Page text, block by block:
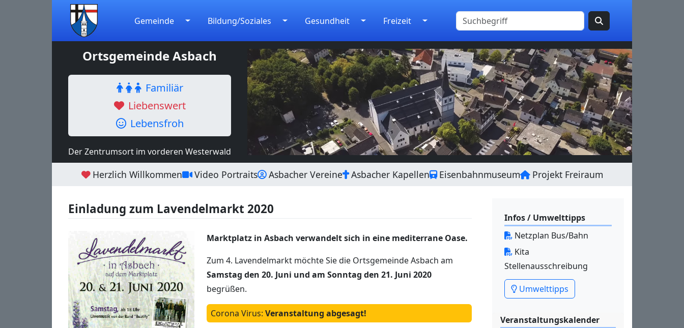
Gemeinde Bildung/Soziales Gesundheit Freizeit
Ortsgemeinde Asbach
Familiär
Liebenswert
Lebensfroh
Der Zentrumsort im vorderen Westerwald
Herzlich Willkommen Video Portraits Asbacher Vereine Asbacher Kapellen Eisenbahnmuseum Projekt Freiraum
Einladung zum Lavendelmarkt 2020
Marktplatz in Asbach verwandelt sich in eine mediterrane Oase.
Zum 4. Lavendelmarkt möchte Sie die Ortsgemeinde Asbach am
Samstag den 20. Juni und am Sonntag den 21. Juni 2020
begrüßen.
Corona Virus:Veranstaltung abgesagt!
Infos / Umwelttipps
Netzplan Bus/Bahn
Kita
Stellenausschreibung
Umwelttipps
Veranstaltungskalender